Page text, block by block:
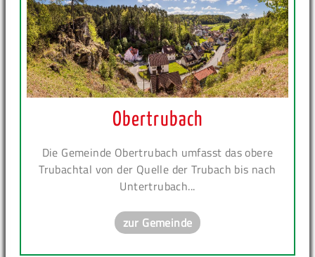
Obertrubach
Die Gemeinde Obertrubach umfasst das obere
Trubachtal von der Quelle der Trubach bis nach
Untertrubach...
zur Gemeinde